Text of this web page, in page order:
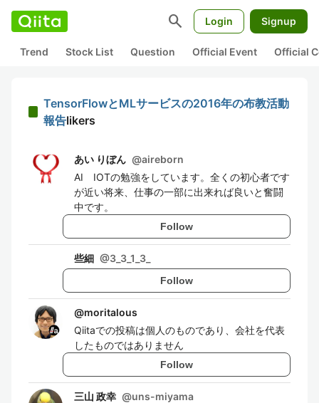
search Login Signup
Trend Stock List Question Official Event Official
TensorFlowとMLサービスの2016年の布教活動
報告likers
あい りぼん @aireborn
AI IOTの勉強をしています。全くの初心者です
が近い将来、仕事の一部に出来れば良いと奮闘
中です。
Follow
些細 @3_3_1_3_
Follow
@moritalous
Qiitaでの投稿は個人のものであり、会社を代表
したものではありません
Follow
三山 政幸 @uns-miyama